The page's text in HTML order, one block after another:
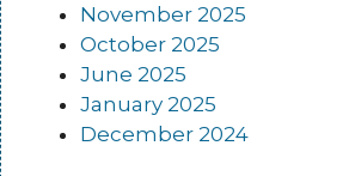
November 2025
October 2025
June 2025
January 2025
December 2024